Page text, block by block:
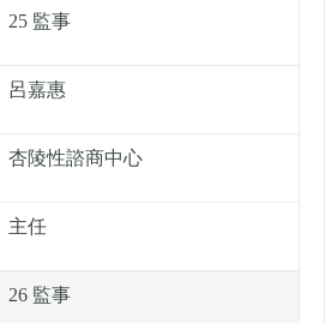
25 監事
呂嘉惠
杏陵性諮商中心
主任
26 監事